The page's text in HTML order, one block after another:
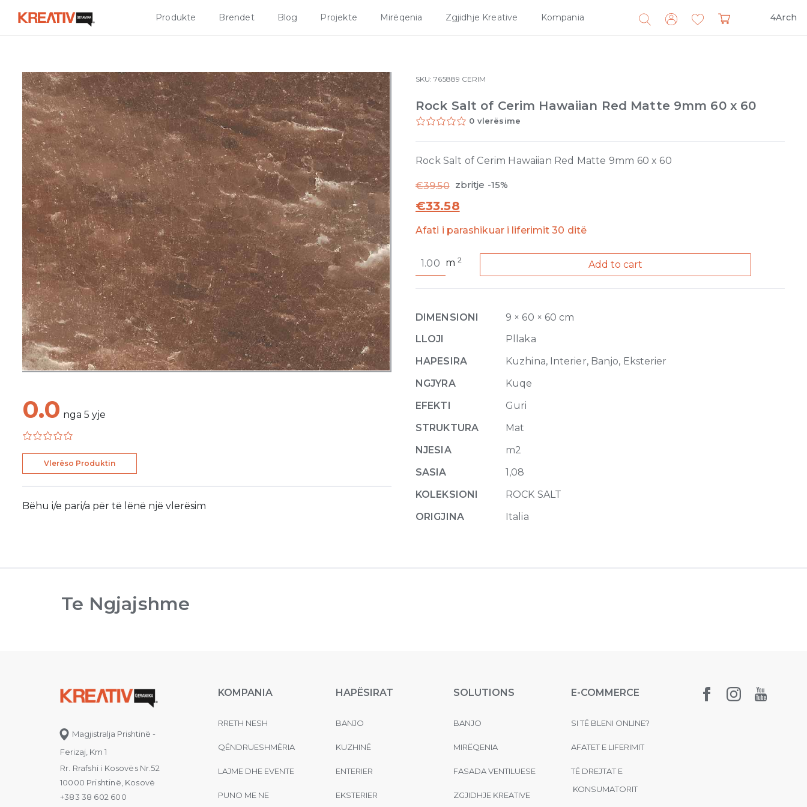
Produkte Brendet Blog Projekte Mirëqenia Zgjidhje Kreative Kompania 4Arch
Search
for:
0.0 nga 5 yje
Vlerëso Produktin
Bëhu i/e pari/a për të lënë një vlerësim
SKU:765889 CERIM
Rock Salt of Cerim Hawaiian Red Matte 9mm 60 x 60
0 vlerësime
Rock Salt of Cerim Hawaiian Red Matte 9mm 60 x 60
€39.50 zbritje -15%
€33.58
Afati i parashikuar i liferimit 30 ditë
Salt
Red
Matte
60
x
quantity
m2 Add to cart
DIMENSIONI
9 × 60 × 60 cm
LLOJI
Pllaka
HAPESIRA
Kuzhina, Interier, Banjo, Eksterier
NGJYRA
Kuqe
EFEKTI
Guri
STRUKTURA
Mat
NJESIA
m2
SASIA
1,08
KOLEKSIONI
ROCK SALT
ORIGJINA
Italia
Te Ngjajshme
Magjistralja Prishtinë -
Ferizaj, Km 1
Rr. Rrafshi i Kosovës Nr.52
10000 Prishtinë, Kosovë
+383 38 602 600
KOMPANIA
RRETH NESH
QËNDRUESHMËRIA
LAJME DHE EVENTE
PUNO ME NE
HAPËSIRAT
BANJO
KUZHINË
ENTERIER
EKSTERIER
SOLUTIONS
BANJO
MIRËQENIA
FASADA VENTILUESE
ZGJIDHJE KREATIVE
E-COMMERCE
SI TË BLENI ONLINE?
AFATET E LIFERIMIT
TË DREJTAT E
KONSUMATORIT